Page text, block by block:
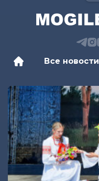
Все новости